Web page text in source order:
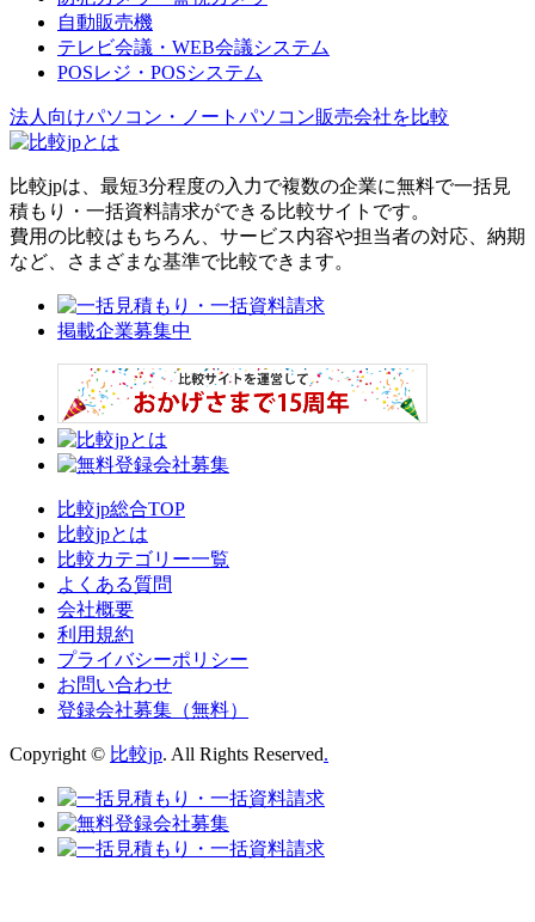
自動販売機
テレビ会議・WEB会議システム
POSレジ・POSシステム
法人向けパソコン・ノートパソコン販売会社を比較
比較jpは、 最短3分程度の入力で複数の企業に無料で一括見
積もり・一括資料請求ができる比較サイトです。
費用の比較はもちろん、サービス内容や担当者の対応、納期
など、さまざまな基準で比較できます。
掲載企業募集中
比較jp総合TOP
比較jpとは
比較カテゴリー一覧
よくある質問
会社概要
利用規約
プライバシーポリシー
お問い合わせ
登録会社募集（無料）
Copyright © 比較jp. All Rights Reserved.